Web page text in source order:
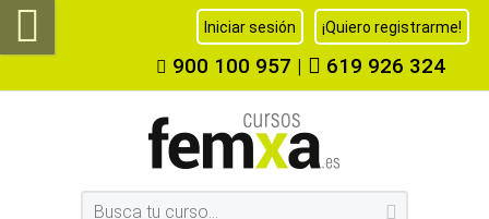
Iniciar sesión ¡Quiero registrarme!
900 100 957 | 619 926 324